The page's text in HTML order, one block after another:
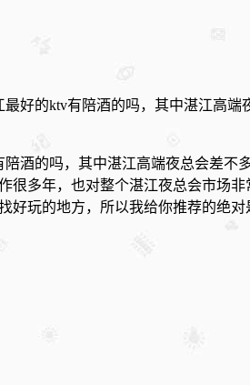
好的ktv有陪酒的吗，其中湛江高
酒的吗，其中湛江高端夜总会差不
多年，也对整个湛江夜总会市场
玩的地方，所以我给你推荐的绝